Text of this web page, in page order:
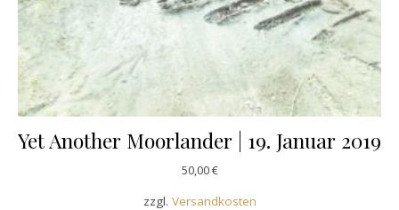
Yet Another Moorlander | 19. Januar 2019
50,00€
zzgl. Versandkosten